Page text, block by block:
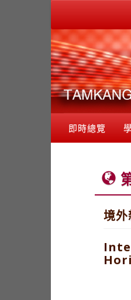
即時總覽
境